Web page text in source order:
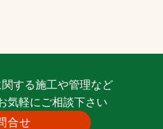
する施工や管理など
気軽にご相談下さい
合せ